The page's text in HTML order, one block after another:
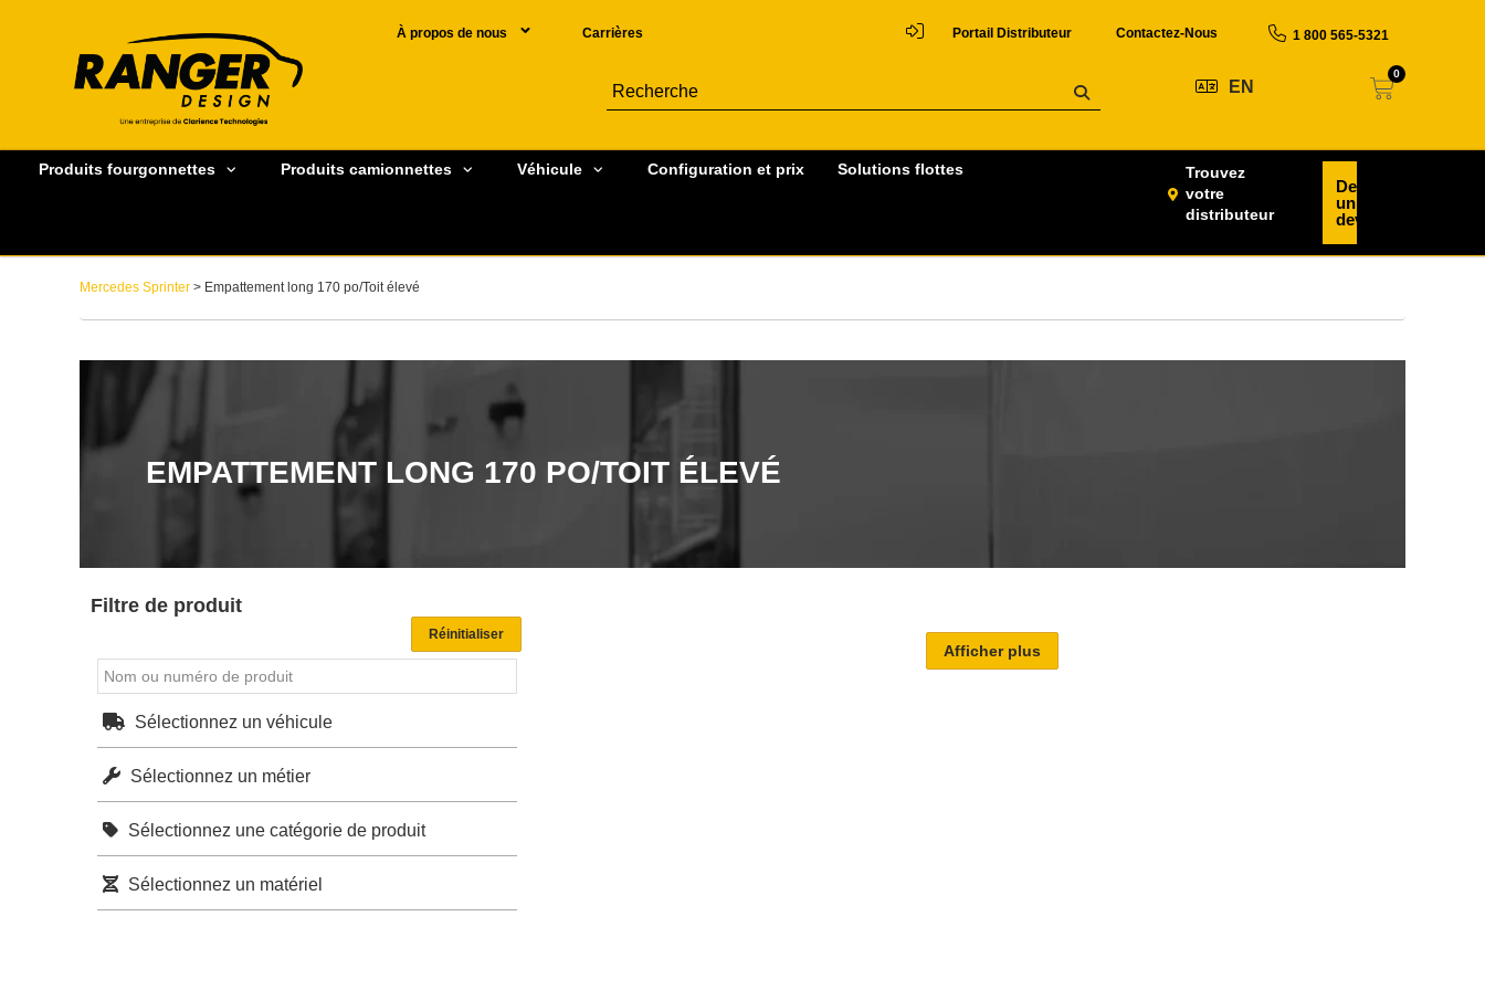
À propos de nous Carrières Portail Distributeur Contactez-Nous 1 800 565-5321
EN
0
Produits fourgonnettes Produits camionnettes Véhicule Configuration et prix Solutions flottes
Trouvez
votre
distributeur
Demander
un
devis
Mercedes Sprinter > Empattement long 170 po/Toit élevé
EMPATTEMENT LONG 170 PO/TOIT ÉLEVÉ
Filtre de produit
Sélectionnez un véhicule
Sélectionnez un métier
Sélectionnez une catégorie de produit
Sélectionnez un matériel